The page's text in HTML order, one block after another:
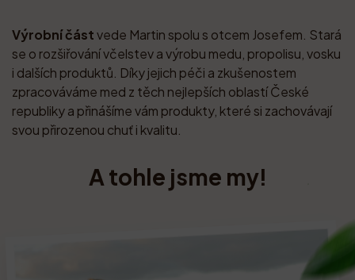
A tohle jsme my!
Výrobní částvede Martin spolu s otcem Josefem. Stará
se o rozšiřování včelstev a výrobu medu, propolisu, vosku
i dalších produktů. Díky jejich péči a zkušenostem
zpracováváme med z těch nejlepších oblastí České
republiky a přinášíme vám produkty, které si zachovávají
svou přirozenou chuť i kvalitu.